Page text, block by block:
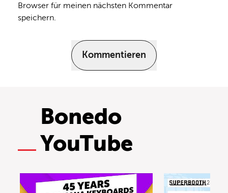
Browser für meinen nächsten Kommentar
speichern.
Kommentieren
Bonedo
YouTube